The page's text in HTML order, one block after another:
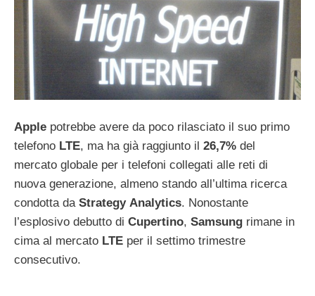
Apple potrebbe avere da poco rilasciato il suo primo
telefono LTE, ma ha già raggiunto il 26,7% del
mercato globale per i telefoni collegati alle reti di
nuova generazione, almeno stando all’ultima ricerca
condotta da Strategy Analytics. Nonostante
l’esplosivo debutto di Cupertino, Samsung rimane in
cima al mercato LTE per il settimo trimestre
consecutivo.